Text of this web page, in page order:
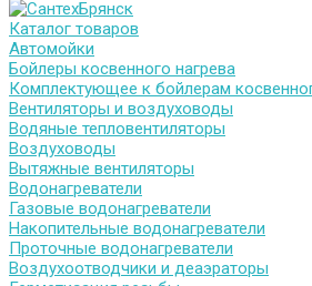
Каталог товаров
Автомойки
Бойлеры косвенного нагрева
Комплектующее к бойлерам
Вентиляторы и воздуховоды
Водяные тепловентиляторы
Воздуховоды
Вытяжные вентиляторы
Водонагреватели
Газовые водонагреватели
Накопительные водонагреватели
Проточные водонагреватели
Воздухоотводчики и деаэраторы